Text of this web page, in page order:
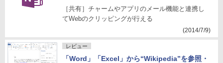
［共有］チャームやアプリのメール機能と連携し
てWebのクリッピングが行える
(2014/7/9)
レビュー
「Word」「Excel」から“Wikipedia”を参照・